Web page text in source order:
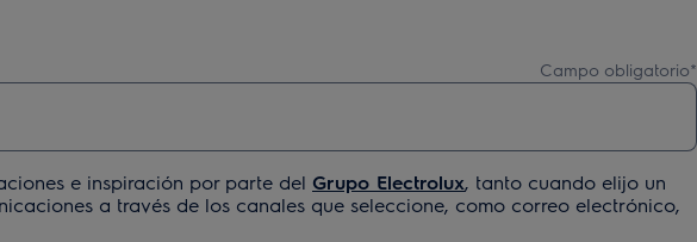
Campo obligatorio*
e inspiración por parte del Grupo Electrolux, tanto cuando elijo un
a través de los canales que seleccione, como correo electrónico,